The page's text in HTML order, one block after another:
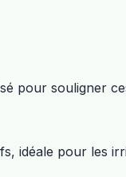
pour souligner
idéale pour les